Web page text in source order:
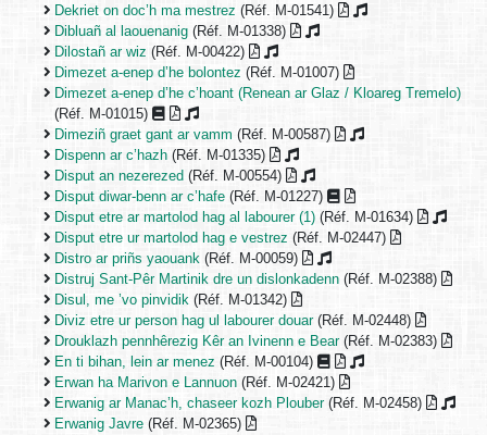
Dekriet on doc’h ma mestrez (Réf. M-01541)
Dibluañ al laouenanig (Réf. M-01338)
Dilostañ ar wiz (Réf. M-00422)
Dimezet a-enep d’he bolontez (Réf. M-01007)
Dimezet a-enep d’he c’hoant (Renean ar Glaz / Kloareg Tremelo)
(Réf. M-01015)
Dimeziñ graet gant ar vamm (Réf. M-00587)
Dispenn ar c’hazh (Réf. M-01335)
Disput an nezerezed (Réf. M-00554)
Disput diwar-benn ar c’hafe (Réf. M-01227)
Disput etre ar martolod hag al labourer (1) (Réf. M-01634)
Disput etre ur martolod hag e vestrez (Réf. M-02447)
Distro ar priñs yaouank (Réf. M-00059)
Distruj Sant-Pêr Martinik dre un dislonkadenn (Réf. M-02388)
Disul, me ’vo pinvidik (Réf. M-01342)
Diviz etre ur person hag ul labourer douar(Réf. M-02448)
Drouklazh pennhêrezig Kêr an Ivinenn e Bear (Réf. M-02383)
En ti bihan, lein ar menez (Réf. M-00104)
Erwan ha Marivon e Lannuon (Réf. M-02421)
Erwanig ar Manac’h, chaseer kozh Plouber(Réf. M-02458)
Erwanig Javre (Réf. M-02365)